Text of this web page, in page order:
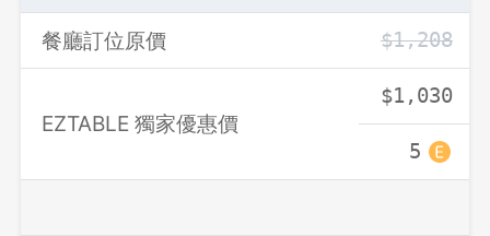
餐廳訂位原價 $1,208
EZTABLE 獨家優惠價
$1,030
5